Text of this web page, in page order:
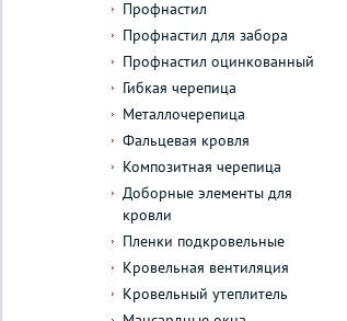
Профнастил
Профнастил для забора
Профнастил оцинкованный
Гибкая черепица
Металлочерепица
Фальцевая кровля
Композитная черепица
Доборные элементы для
кровли
Пленки подкровельные
Кровельная вентиляция
Кровельный утеплитель